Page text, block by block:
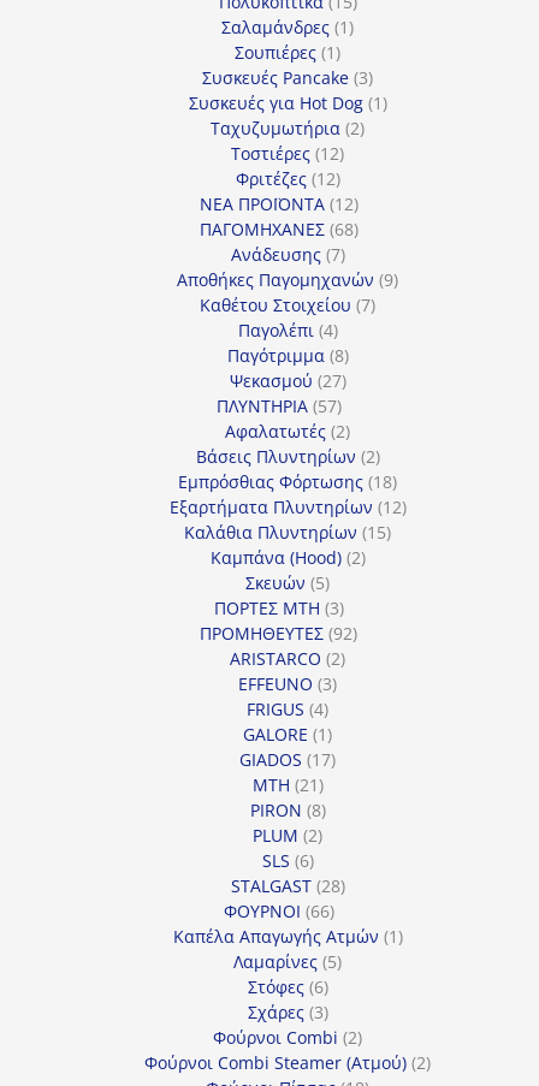
προϊόντα
Σαλαμάνδρες 11
Σουπιέρες 11
προϊόν
Συσκευές Pancake 33
προϊόντα
Συσκευές για Hot Dog 11
Ταχυζυμωτήρια 22
Τοστιέρες 1212
προϊόντα
Φριτέζες 1212
προϊόντα
ΝΕΑ ΠΡΟΪΟΝΤΑ 1212
προϊόντα
ΠΑΓΟΜΗΧΑΝΕΣ 6868
Ανάδευσης 77
προϊόντα
Αποθήκες Παγομηχανών 99
Καθέτου Στοιχείου 77
Παγολέπι 44
προϊόντα
Παγότριμμα 88
προϊόντα
Ψεκασμού 2727
προϊόντα
ΠΛΥΝΤΗΡΙΑ 5757
προϊόντα
Αφαλατωτές 22
προϊόντα
Βάσεις Πλυντηρίων 22
προϊόντα
Εμπρόσθιας Φόρτωσης 1818
προϊόντα
Εξαρτήματα Πλυντηρίων 1212
Καλάθια Πλυντηρίων 1515
Καμπάνα (Hood) 22
Σκευών 55
προϊόντα
ΠΟΡΤΕΣ MTH 33
προϊόντα
ΠΡΟΜΗΘΕΥΤΕΣ 9292
ARISTARCO 22
EFFEUNO 33
FRIGUS 44
προϊόντα
GALORE 11
προϊόν
GIADOS 1717
MTH 2121
προϊόντα
PIRON 88
προϊόντα
PLUM 22
SLS 66
προϊόντα
STALGAST 2828
ΦΟΥΡΝΟΙ 6666
προϊόντα
Καπέλα Απαγωγής Ατμών 11
Λαμαρίνες 55
Στόφες 66
προϊόντα
Σχάρες 33
προϊόντα
Φούρνοι Combi 22
προϊόντα
Φούρνοι Combi Steamer (Ατμού) 22